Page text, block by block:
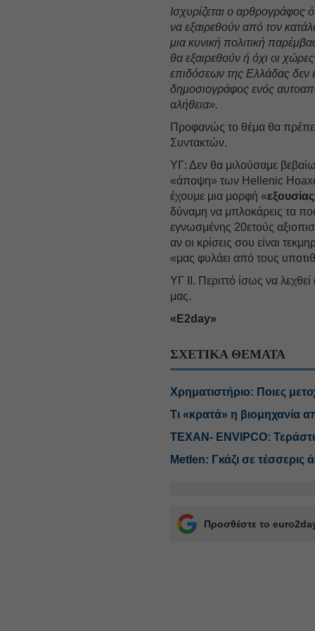
Ισχυρίζεται ο αρθρογράφος
να εξαιρεθούν από τον
μια κυνική πολιτική
θα εξαιρεθούν ή όχι οι
επιδόσεων της Ελλάδας δεν
δημοσιογράφος ενός
αλήθεια».
Προφανώς το θέμα θα
Συντακτών.
ΥΓ: Δεν θα μιλούσαμε
«άποψη» των Hellenic
έχουμε μια μορφή «εξουσίας
δύναμη να μπλοκάρεις τα
εγνωσμένης 20ετούς
αν οι κρίσεις σου είναι
«μας φυλάει από τους
ΥΓ ΙΙ. Περιττό ίσως να
μας.
«Ε2day»
ΣΧΕΤΙΚΑ ΘΕΜΑΤΑ
Χρηματιστήριο: Ποιες
Τι «κρατά» η βιομηχανία
ΤΕΧΑΝ- ENVIPCO:
Metlen: Γκάζι σε τέσσερις
Προσθέστε το